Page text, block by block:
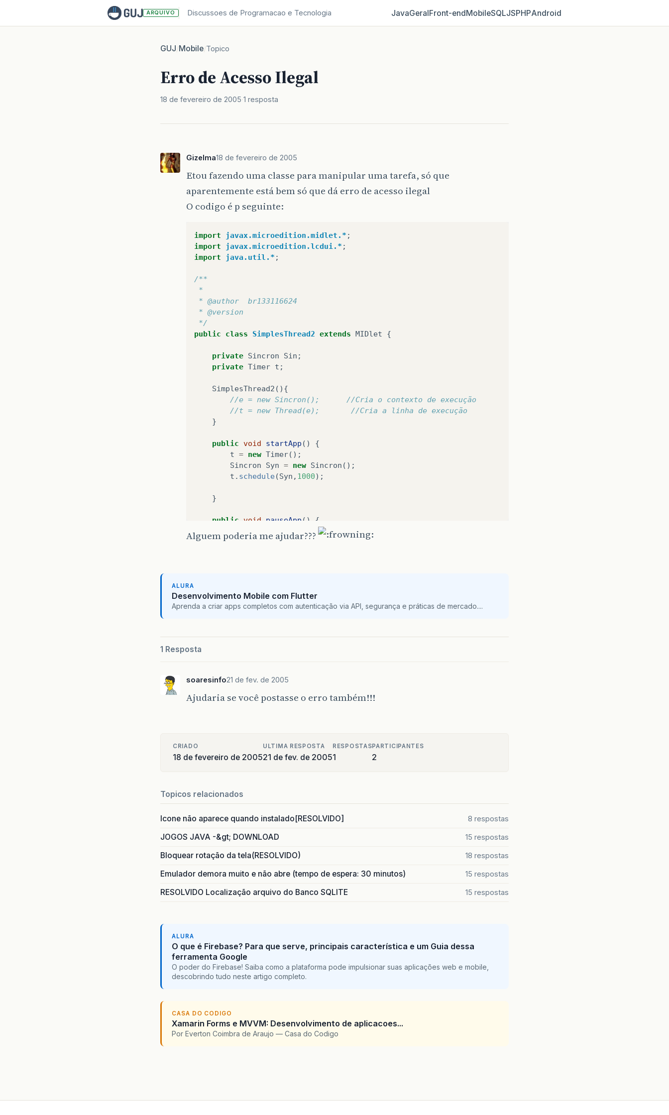
ARQUIVO Discussoes de Programacao e Tecnologia JavaGeralFront‑endMobileSQLJSPHPAndroid
GUJ/Mobile/Topico
Erro de Acesso Ilegal
18 de fevereiro de 2005 1 resposta
Gizelma18 de fevereiro de 2005
Etou fazendo uma classe para manipular uma tarefa, só que
aparentemente está bem só que dá erro de acesso ilegal
O codigo é p seguinte:
import javax.microedition.midlet.* ;
import
javax.microedition.lcdui.* ;
import
java.util.* ;
/**
*
* @author  br133116624
* @version
*/
public
class SimplesThread2 extends MIDlet {
private Sincron Sin ;
private Timer t ;
SimplesThread2 (){
//e = new Sincron();      //Cria o contexto de execução
//t = new Thread(e);       //Cria a linha de execução
}
public void startApp ()
{
t = new Timer();
Sincron
Syn = new Sincron ();
t . schedule(Syn , 1000);
}
public void pauseApp ()
{
private class Sincron extends
Alguem poderia me ajudar???
ALURA
Desenvolvimento Mobile com Flutter
Aprenda a criar apps completos com autenticação via API, segurança e práticas de mercado....
1 Resposta
soaresinfo21 de fev. de 2005
Ajudaria se você postasse o erro também!!!
CRIADO
18 de fevereiro de 2005
ULTIMA RESPOSTA
21 de fev. de 2005
RESPOSTAS
1
PARTICIPANTES
2
Topicos relacionados
Icone não aparece quando instalado[RESOLVIDO] 8 respostas
JOGOS JAVA -&gt; DOWNLOAD 15 respostas
Bloquear rotação da tela(RESOLVIDO) 18 respostas
Emulador demora muito e não abre (tempo de espera: 30 minutos) 15 respostas
RESOLVIDO Localização arquivo do Banco SQLITE 15 respostas
ALURA
O que é Firebase? Para que serve, principais característica e um Guia dessa
ferramenta Google
O poder do Firebase! Saiba como a plataforma pode impulsionar suas aplicações web e mobile,
descobrindo tudo neste artigo completo.
CASA DO CODIGO
Xamarin Forms e MVVM: Desenvolvimento de aplicacoes...
Por Everton Coimbra de Araujo — Casa do Codigo